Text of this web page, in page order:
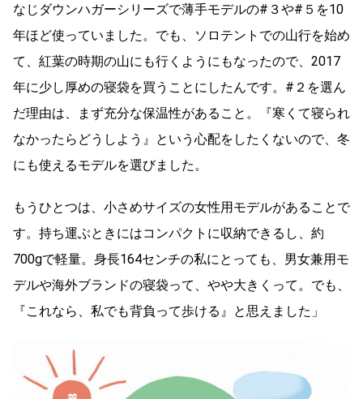
なじダウンハガーシリーズで薄手モデルの#３や#５を10
年ほど使っていました。でも、ソロテントでの山行を始め
て、紅葉の時期の山にも行くようにもなったので、2017
年に少し厚めの寝袋を買うことにしたんです。#２を選ん
だ理由は、まず充分な保温性があること。『寒くて寝られ
なかったらどうしよう』という心配をしたくないので、冬
にも使えるモデルを選びました。
もうひとつは、小さめサイズの女性用モデルがあることで
す。持ち運ぶときにはコンパクトに収納できるし、約
700gで軽量。身長164センチの私にとっても、男女兼用モ
デルや海外ブランドの寝袋って、やや大きくって。でも、
『これなら、私でも背負って歩ける』と思えました」